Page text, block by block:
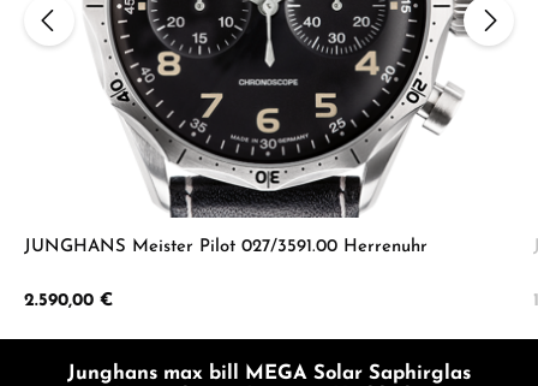
JUNGHANS Meister Pilot 027/3591.00 Herrenuhr
Regulärer Preis:
2.590,00 €
Junghans max bill MEGA Solar Saphirglas